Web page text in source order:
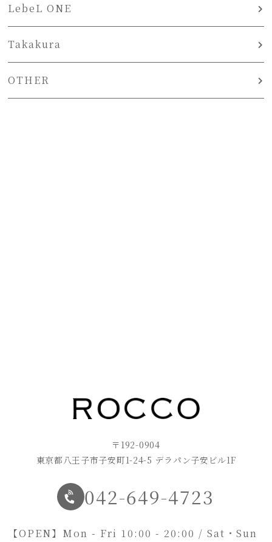
LebeL ONE
Takakura
OTHER
〒192-0904
東京都八王子市子安町1-24-5 デラパン子安ビル1F
042-649-4723
【OPEN】 Mon - Fri 10:00 - 20:00 / Sat・Sun